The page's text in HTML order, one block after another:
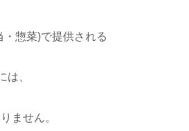
惣菜)で提供される
は、
ません。